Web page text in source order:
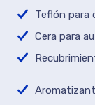
Teflón para
Cera para